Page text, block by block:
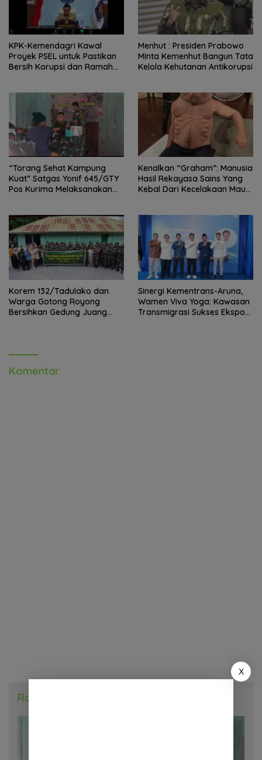
KPK-Kemendagri Kawal
Proyek PSEL untuk Pastikan
Bersih Korupsi dan Ramah
Menhut : Presiden Prabowo
Minta Kemenhut Bangun Tata
Kelola Kehutanan Antikorupsi
“Torang Sehat Kampung
Kuat” Satgas Yonif 645/GTY
Pos Kurima Melaksanakan
Kenalkan “Graham”: Manusia
Hasil Rekayasa Sains Yang
Kebal Dari Kecelakaan Maut
Korem 132/Tadulako dan
Warga Gotong Royong
Bersihkan Gedung Juang
Sinergi Kementrans-Aruna,
Wamen Viva Yoga: Kawasan
Transmigrasi Sukses Ekspor
Komentar
Radar Daerah
X